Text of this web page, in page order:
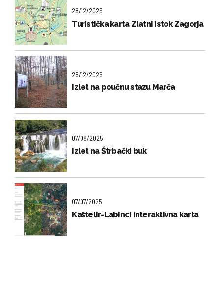
28/12/2025
Turistička karta Zlatni istok Zagorja
28/12/2025
Izlet na poučnu stazu Marča
07/08/2025
Izlet na Štrbački buk
07/07/2025
Kaštelir-Labinci interaktivna karta